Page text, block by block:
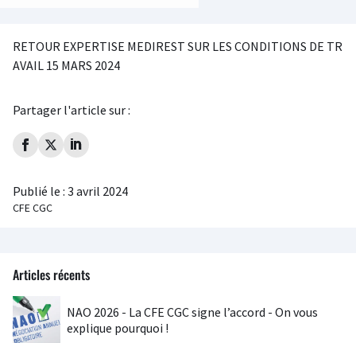
RETOUR EXPERTISE MEDIREST SUR LES CONDITIONS DE TR
AVAIL 15 MARS 2024
Partager l'article sur :
Publié le : 3 avril 2024
CFE CGC
Articles récents
NAO 2026 - La CFE CGC signe l’accord - On vous
explique pourquoi !